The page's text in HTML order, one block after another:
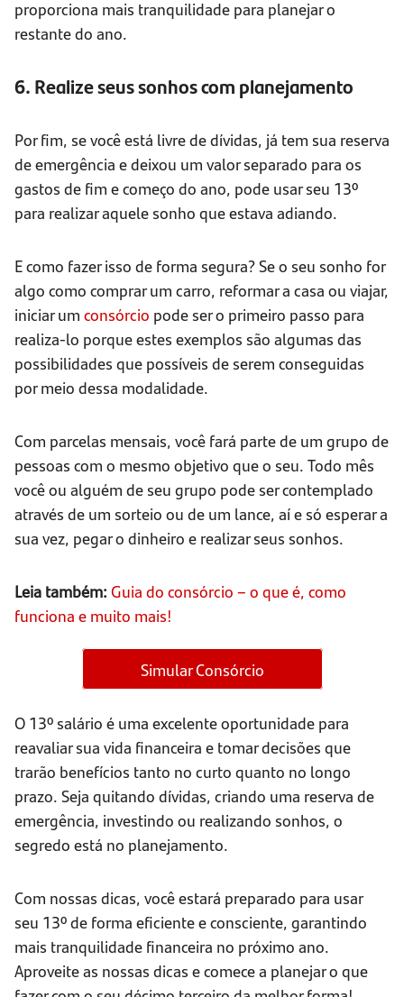
proporciona mais tranquilidade para planejar o
restante do ano.
6. Realize seus sonhos com planejamento
Por fim, se você está livre de dívidas, já tem sua reserva
de emergência e deixou um valor separado para os
gastos de fim e começo do ano, pode usar seu 13º
para realizar aquele sonho que estava adiando.
E como fazer isso de forma segura? Se o seu sonho for
algo como comprar um carro, reformar a casa ou viajar,
iniciar um consórcio pode ser o primeiro passo para
realiza-lo porque estes exemplos são algumas das
possibilidades que possíveis de serem conseguidas
por meio dessa modalidade.
Com parcelas mensais, você fará parte de um grupo de
pessoas com o mesmo objetivo que o seu. Todo mês
você ou alguém de seu grupo pode ser contemplado
através de um sorteio ou de um lance, aí e só esperar a
sua vez, pegar o dinheiro e realizar seus sonhos.
Leia também: Guia do consórcio – o que é, como
funciona e muito mais!
Simular Consórcio
O 13º salário é uma excelente oportunidade para
reavaliar sua vida financeira e tomar decisões que
trarão benefícios tanto no curto quanto no longo
prazo. Seja quitando dívidas, criando uma reserva de
emergência, investindo ou realizando sonhos, o
segredo está no planejamento.
Com nossas dicas, você estará preparado para usar
seu 13º de forma eficiente e consciente, garantindo
mais tranquilidade financeira no próximo ano.
Aproveite as nossas dicas e comece a planejar o que